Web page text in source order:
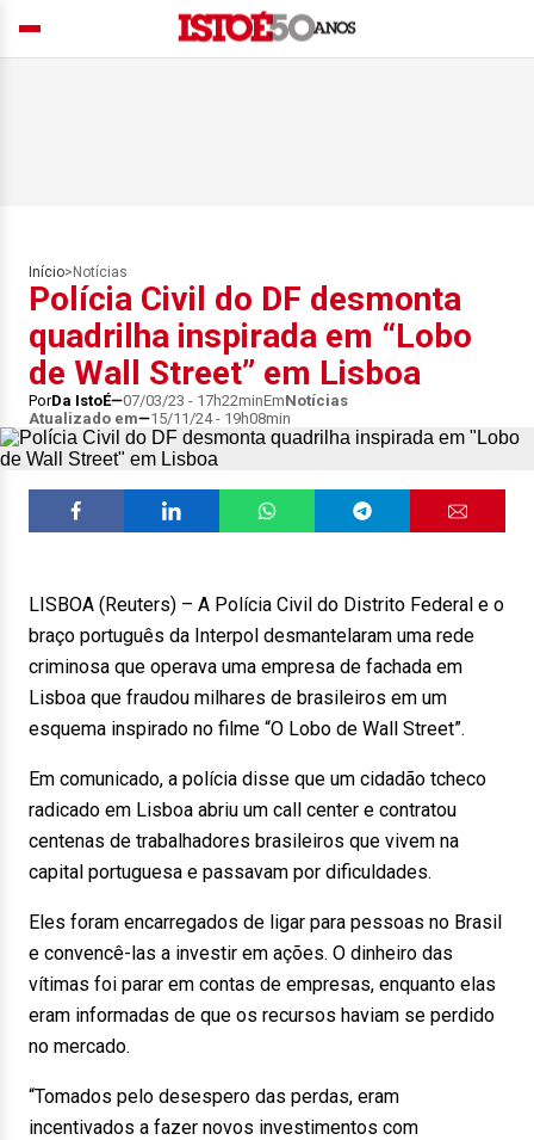
Início> Notícias
Polícia Civil do DF desmonta
quadrilha inspirada em “Lobo
de Wall Street” em Lisboa
PorDa IstoÉ 07/03/23 - 17h22minEmNotícias
Atualizado em
15/11/24 - 19h08min
LISBOA (Reuters) – A Polícia Civil do Distrito Federal e o
braço português da Interpol desmantelaram uma rede
criminosa que operava uma empresa de fachada em
Lisboa que fraudou milhares de brasileiros em um
esquema inspirado no filme “O Lobo de Wall Street”.
Em comunicado, a polícia disse que um cidadão tcheco
radicado em Lisboa abriu um call center e contratou
centenas de trabalhadores brasileiros que vivem na
capital portuguesa e passavam por dificuldades.
Eles foram encarregados de ligar para pessoas no Brasil
e convencê-las a investir em ações. O dinheiro das
vítimas foi parar em contas de empresas, enquanto elas
eram informadas de que os recursos haviam se perdido
no mercado.
“Tomados pelo desespero das perdas, eram
incentivados a fazer novos investimentos com